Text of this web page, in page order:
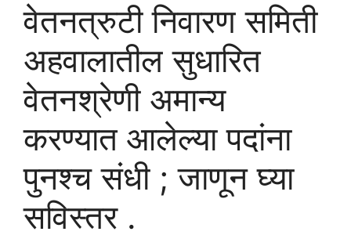
वेतनत्रुटी निवारण समिती
अहवालातील सुधारित
वेतनश्रेणी अमान्य
करण्यात आलेल्या पदांना
पुनश्च संधी ; जाणून घ्या
सविस्तर .